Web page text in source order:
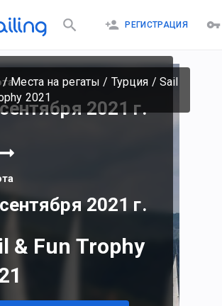
РЕГИСТРАЦИЯ
/Места на регаты / Турция / Sail
2021
2021 г.
2021 г.
& Fun Trophy